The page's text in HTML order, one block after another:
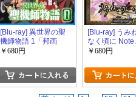
[Blu-ray] 異世界の聖
機師物語 1「邦画
DVD アニメ」
￥680円
[Blu-ray] うみ
なく頃に
画 DVD アニ
￥680円